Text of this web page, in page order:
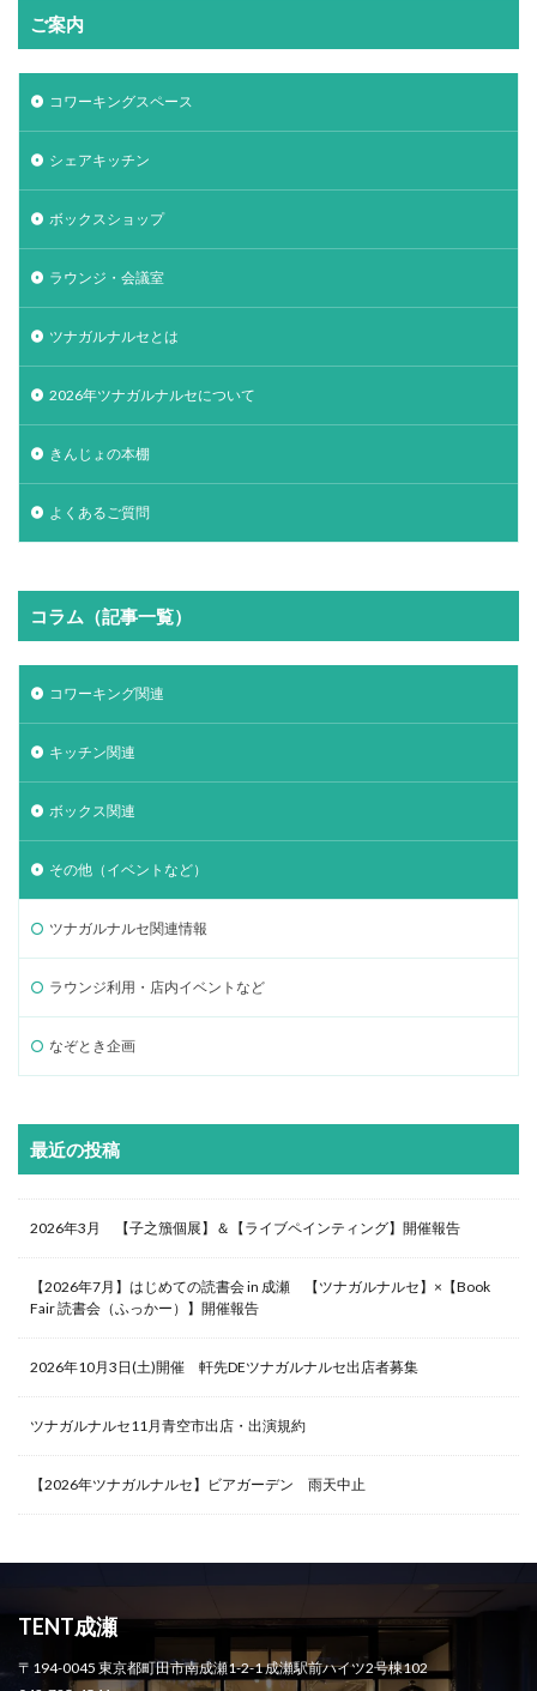
ご案内
コワーキングスペース
シェアキッチン
ボックスショップ
ラウンジ・会議室
ツナガルナルセとは
2026年ツナガルナルセについて
きんじょの本棚
よくあるご質問
コラム（記事一覧）
コワーキング関連
キッチン関連
ボックス関連
その他（イベントなど）
ツナガルナルセ関連情報
ラウンジ利用・店内イベントなど
なぞとき企画
最近の投稿
2026年3月 【子之籏個展】＆【ライブペインティング】開催報告
【2026年7月】はじめての読書会 in 成瀬 【ツナガルナルセ】×【Book
Fair 読書会（ふっかー）】開催報告
2026年10月3日(土)開催 軒先DEツナガルナルセ出店者募集
ツナガルナルセ11月青空市出店・出演規約
【2026年ツナガルナルセ】ビアガーデン 雨天中止
TENT成瀬
〒194-0045 東京都町田市南成瀬1-2-1 成瀬駅前ハイツ2号棟102